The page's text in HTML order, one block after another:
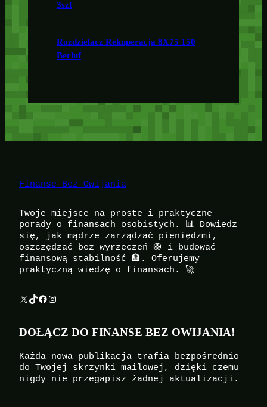
3szt
Rozdzielacz Rekuperacja 8X75 150
Berluf
Finanse Bez Owijania
Twoje miejsce na proste i praktyczne
porady o finansach osobistych. 📊 Dowiedz
się, jak mądrze zarządzać pieniędzmi,
oszczędzać bez wyrzeczeń 🛟 i budować
finansową stabilność 🏦. Oferujemy
praktyczną wiedzę o finansach. 🚀
X TikTok Facebook Instagram
DOŁĄCZ DO FINANSE BEZ OWIJANIA!
Każda nowa publikacja trafia bezpośrednio
do Twojej skrzynki mailowej, dzięki czemu
nigdy nie przegapisz żadnej aktualizacji.